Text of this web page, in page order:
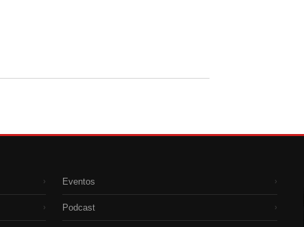
›
›
Eventos ›
Podcast ›